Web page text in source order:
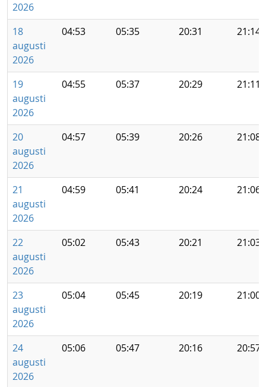
2026
18
augusti
2026
04:53 05:35 20:31 21:14
19
augusti
2026
04:55 05:37 20:29 21:11
20
augusti
2026
04:57 05:39 20:26 21:08
21
augusti
2026
04:59 05:41 20:24 21:06
22
augusti
2026
05:02 05:43 20:21 21:03
23
augusti
2026
05:04 05:45 20:19 21:00
24
augusti
2026
05:06 05:47 20:16 20:57